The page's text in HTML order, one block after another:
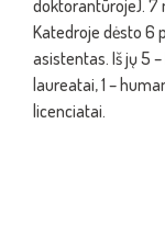
doktorantūroje). 7
Katedroje dėsto 6
asistentas. Iš jų 5
laureatai, 1 –
licenciatai.